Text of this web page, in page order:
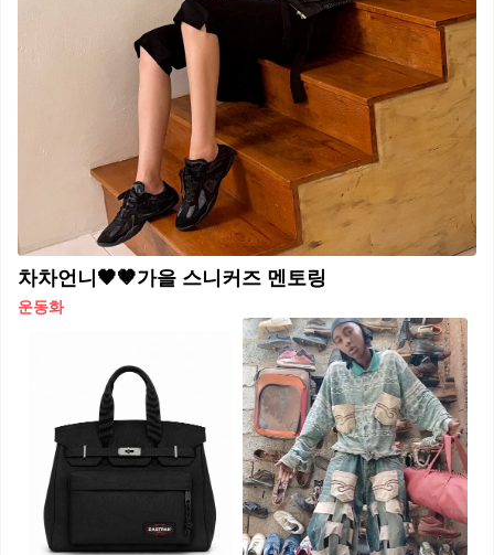
차차언니🖤🤎가을 스니커즈 멘토링
운동화